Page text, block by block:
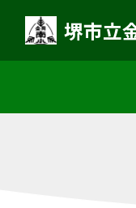
堺市立